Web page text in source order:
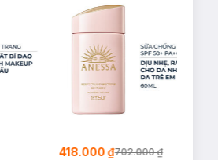
418.000 ₫702.000 ₫